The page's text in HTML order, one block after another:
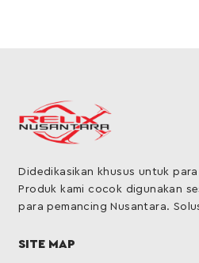
Didedikasikan khusus untuk
Produk kami cocok digunakan
para pemancing Nusantara.
SITE MAP